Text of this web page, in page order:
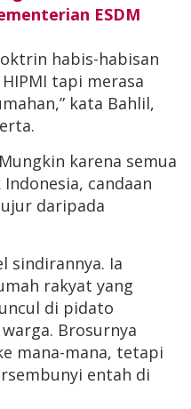
ESDM
habis-habisan
tapi merasa
kata Bahlil,
karena semua
candaan
daripada
sindirannya. Ia
rakyat yang
di pidato
Brosurnya
mana-mana, tetapi
entah di